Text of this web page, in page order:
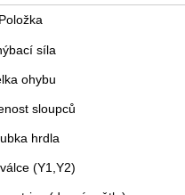
Položka
síla
ohybu
sloupců
hrdla
(Y1,Y2)